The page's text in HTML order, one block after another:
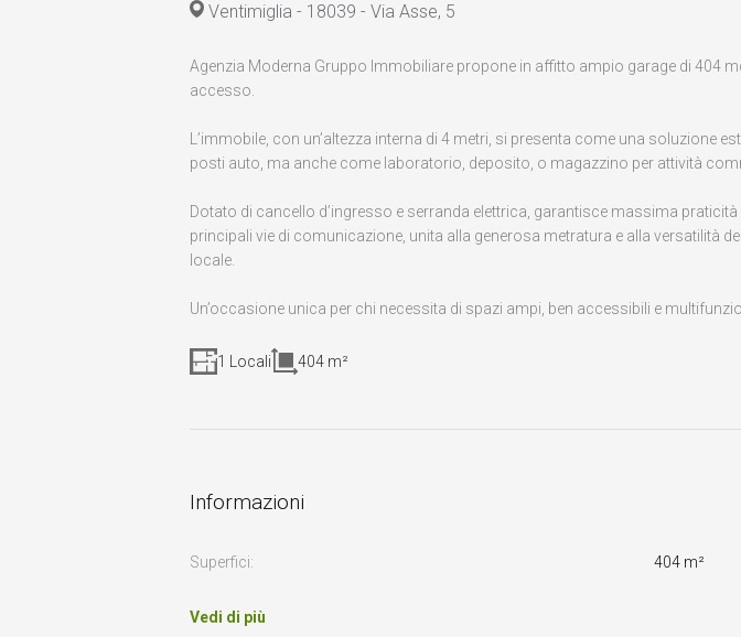
Ventimiglia - 18039 - Via Asse, 5
Agenzia Moderna Gruppo Immobiliare propone in affitto ampio garage di 404
accesso.
L’immobile, con un’altezza interna di 4 metri, si presenta come una
posti auto, ma anche come laboratorio, deposito, o magazzino per attività
Dotato di cancello d’ingresso e serranda elettrica, garantisce massima
principali vie di comunicazione, unita alla generosa metratura e alla versatilità
locale.
Un’occasione unica per chi necessita di spazi ampi, ben accessibili e
1 Locali 404 m²
Informazioni
Superfici: 404 m²
Vedi di più